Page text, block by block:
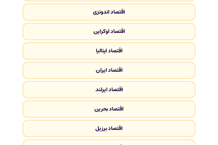
اقتصاد اندونزی
اقتصاد اوکراین
اقتصاد ایتالیا
اقتصاد ایران
اقتصاد ایرلند
اقتصاد بحرین
اقتصاد برزیل